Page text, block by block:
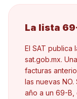
La lista
El SAT publica
sat.gob.mx.
facturas
las nuevas
año a un 69-